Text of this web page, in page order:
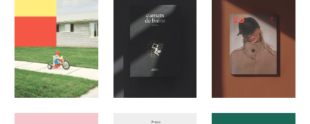
LE CARREAU 21-22 CARNETS DE BAINS ZUT MAGAZINE